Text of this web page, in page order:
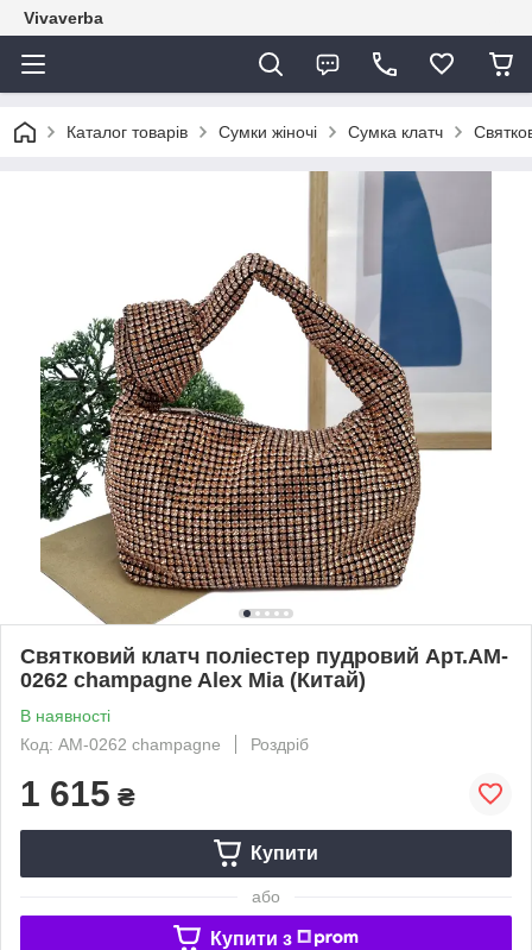
Vivaverba
Каталог товарів Сумки жіночі Сумка клатч
Святковий клатч поліестер пудровий Арт.AM-
0262 champagne Alex Mia (Китай)
В наявності
Код: AM-0262 champagne
Роздріб
1 615 ₴
Купити
або
Купити з